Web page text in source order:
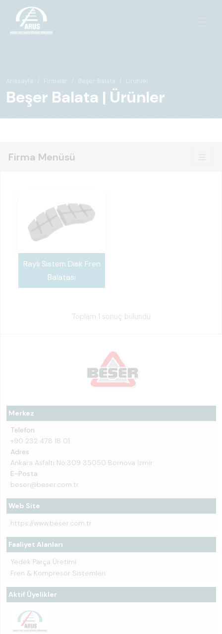
Anasayfa Firmalar Beşer Balata Ürünler
Beşer Balata | Ürünler
Firma Menüsü
Merkez
Telefon
+90 232 478 18 01
Adres
Ankara Asfaltı No:309 35050 Bornova İzmir
E-Posta
beser@beser.com.tr
Web Site
https://www.beser.com.tr
Faaliyet Alanları
Yedek Parça Üretimi
Fren & Kompresör Sistemleri
Aktif Üyelikler
Raylı Sistem Disk Fren
Balatası
Toplam 1 sonuç bulundu